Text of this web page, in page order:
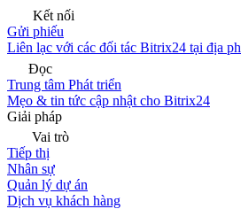
Kết nối
Gửi phiếu
Liên lạc với các đối tác Bitrix24 tại địa
Đọc
Trung tâm Phát triển
Mẹo & tin tức cập nhật cho Bitrix24
Giải pháp
Vai trò
Tiếp thị
Nhân sự
Quản lý dự án
Dịch vụ khách hàng